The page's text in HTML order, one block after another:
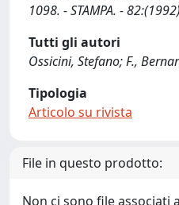
1098. - STAMPA. -
Tutti gli autori
Ossicini, Stefano; F.,
Tipologia
Articolo su rivista
File in questo prodotto:
Non ci sono file associati